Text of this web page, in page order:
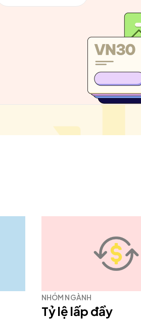
NHÓM NGÀNH
Tỷ lệ lấp đầy